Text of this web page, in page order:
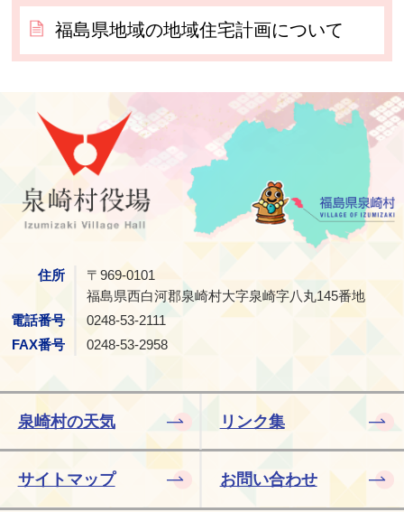
福島県地域の地域住宅計画について
泉崎村
住所
〒969-0101
福島県西白河郡泉崎村大字泉崎字八丸145番地
電話番号
0248-53-2111
FAX番号
0248-53-2958
泉崎村の天気 リンク集
サイトマップ お問い合わせ